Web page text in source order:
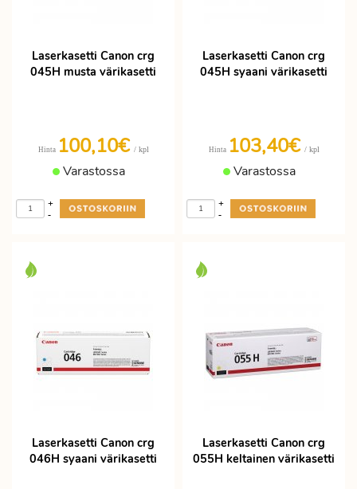
Laserkasetti Canon crg
045H musta värikasetti
Hinta 100,10€ / kpl
Varastossa
-
+
Laserkasetti Canon crg
045H syaani värikasetti
Hinta 103,40€ / kpl
Varastossa
-
+
Laserkasetti Canon crg
046H syaani värikasetti
Laserkasetti Canon crg
055H keltainen värikasetti